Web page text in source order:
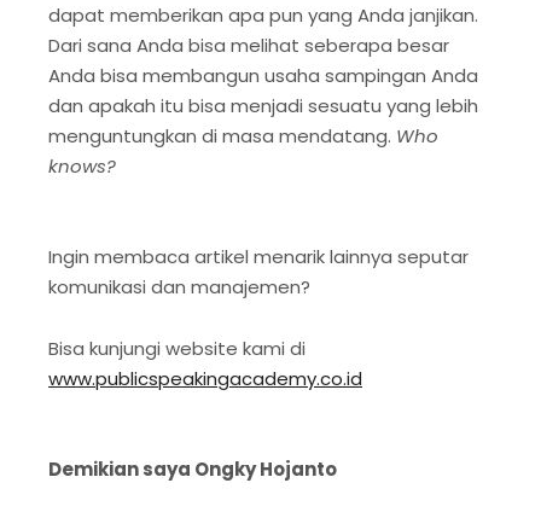
dapat memberikan apa pun yang Anda janjikan.
Dari sana Anda bisa melihat seberapa besar
Anda bisa membangun usaha sampingan Anda
dan apakah itu bisa menjadi sesuatu yang lebih
menguntungkan di masa mendatang. Who
knows?
Ingin membaca artikel menarik lainnya seputar
komunikasi dan manajemen?
Bisa kunjungi website kami di
www.publicspeakingacademy.co.id
Demikian saya Ongky Hojanto